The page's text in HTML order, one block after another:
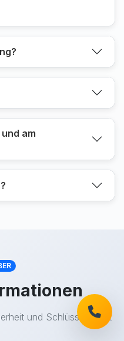
am
und Schlüsseldienst